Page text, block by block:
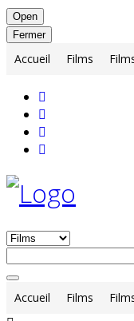
Open
Fermer
Accueil Films
Accueil Films